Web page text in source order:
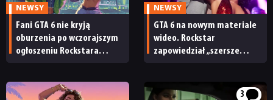
NEWSY
Fani GTA 6 nie kryją
oburzenia po wczorajszym
ogłoszeniu Rockstara
NEWSY
GTA 6 na nowym materiale
wideo. Rockstar
zapowiedział „szersze
3